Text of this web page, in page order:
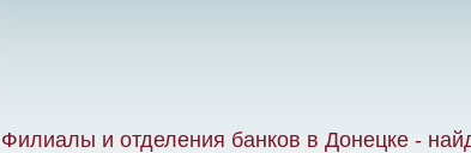
Филиалы и отделения банков в Донецке -